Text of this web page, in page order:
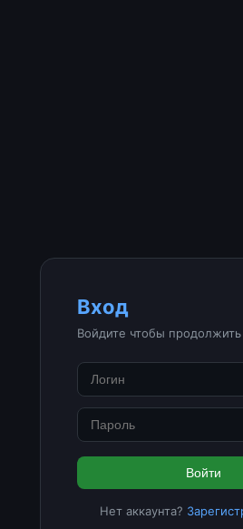
Вход
Войдите чтобы продолжить
Войти
Нет аккаунта?